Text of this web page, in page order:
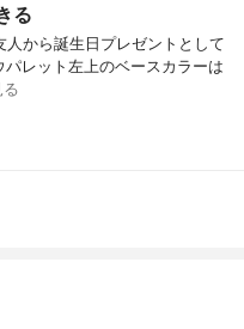
る
から誕生日プレゼントとして
レット左上のベースカラーは